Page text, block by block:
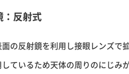
：反射式
の反射鏡を利用し接眼レンズで
ているため天体の周りのにじみ